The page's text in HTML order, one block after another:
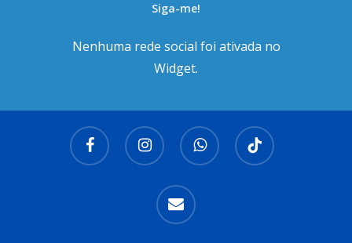
Siga-me!
Nenhuma rede social foi ativada no
Widget.
facebook instagram whatsapp tiktok
email